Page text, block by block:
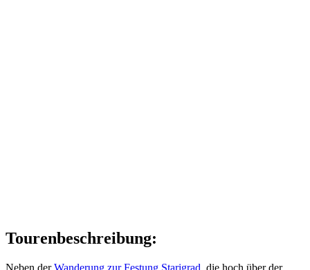
Tourenbeschreibung:
Neben derWanderung zur Festung Starigrad , die hoch über der